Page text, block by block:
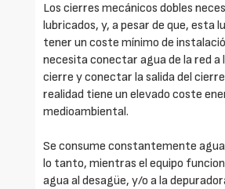
Los cierres mecánicos dobles
lubricados, y, a pesar de que, esta
tener un coste mínimo de
necesita conectar agua de la red a
cierre y conectar la salida del
realidad tiene un elevado coste
medioambiental.
Se consume constantemente agua
lo tanto, mientras el equipo
agua al desagüe, y/o a la